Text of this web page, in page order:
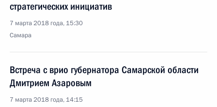
стратегических инициатив
7 марта 2018 года, 15:30
Самара
Встреча с врио губернатора Самарской области
Дмитрием Азаровым
7 марта 2018 года, 14:15